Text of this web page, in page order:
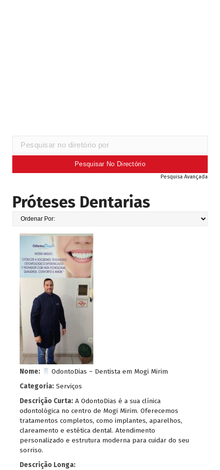
Pesquisa Avançada
Próteses Dentarias
Nome:
OdontoDias – Dentista em Mogi Mirim
Categoria: Serviços
Descrição Curta: A OdontoDias é a sua clínica
odontológica no centro de Mogi Mirim. Oferecemos
tratamentos completos, como implantes, aparelhos,
clareamento e estética dental. Atendimento
personalizado e estrutura moderna para cuidar do seu
sorriso.
Descrição Longa: